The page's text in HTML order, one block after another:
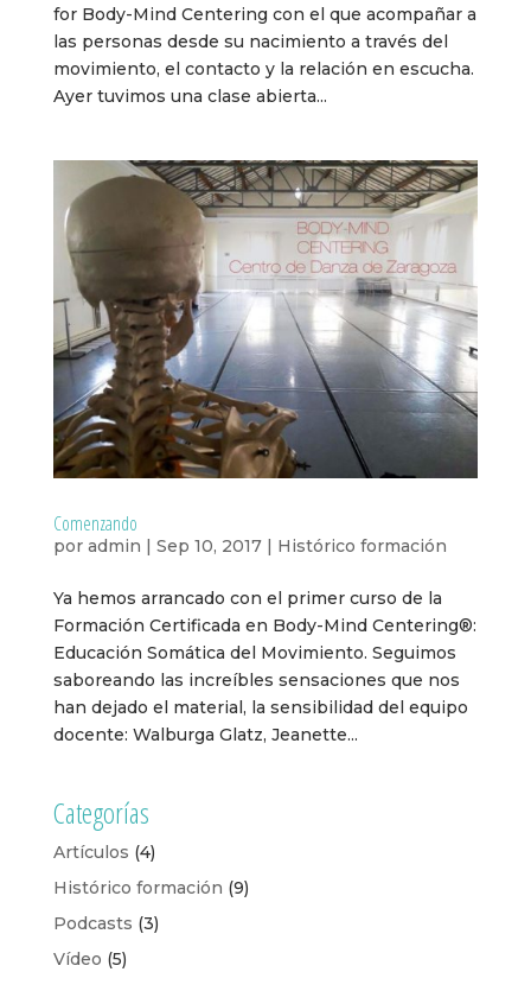
for Body-Mind Centering con el que acompañar a
las personas desde su nacimiento a través del
movimiento, el contacto y la relación en escucha.
Ayer tuvimos una clase abierta...
Comenzando
por admin | Sep 10, 2017| Histórico formación
Ya hemos arrancado con el primer curso de la
Formación Certificada en Body-Mind Centering®:
Educación Somática del Movimiento. Seguimos
saboreando las increíbles sensaciones que nos
han dejado el material, la sensibilidad del equipo
docente: Walburga Glatz, Jeanette...
Categorías
Artículos (4)
Histórico formación (9)
Podcasts (3)
Vídeo (5)